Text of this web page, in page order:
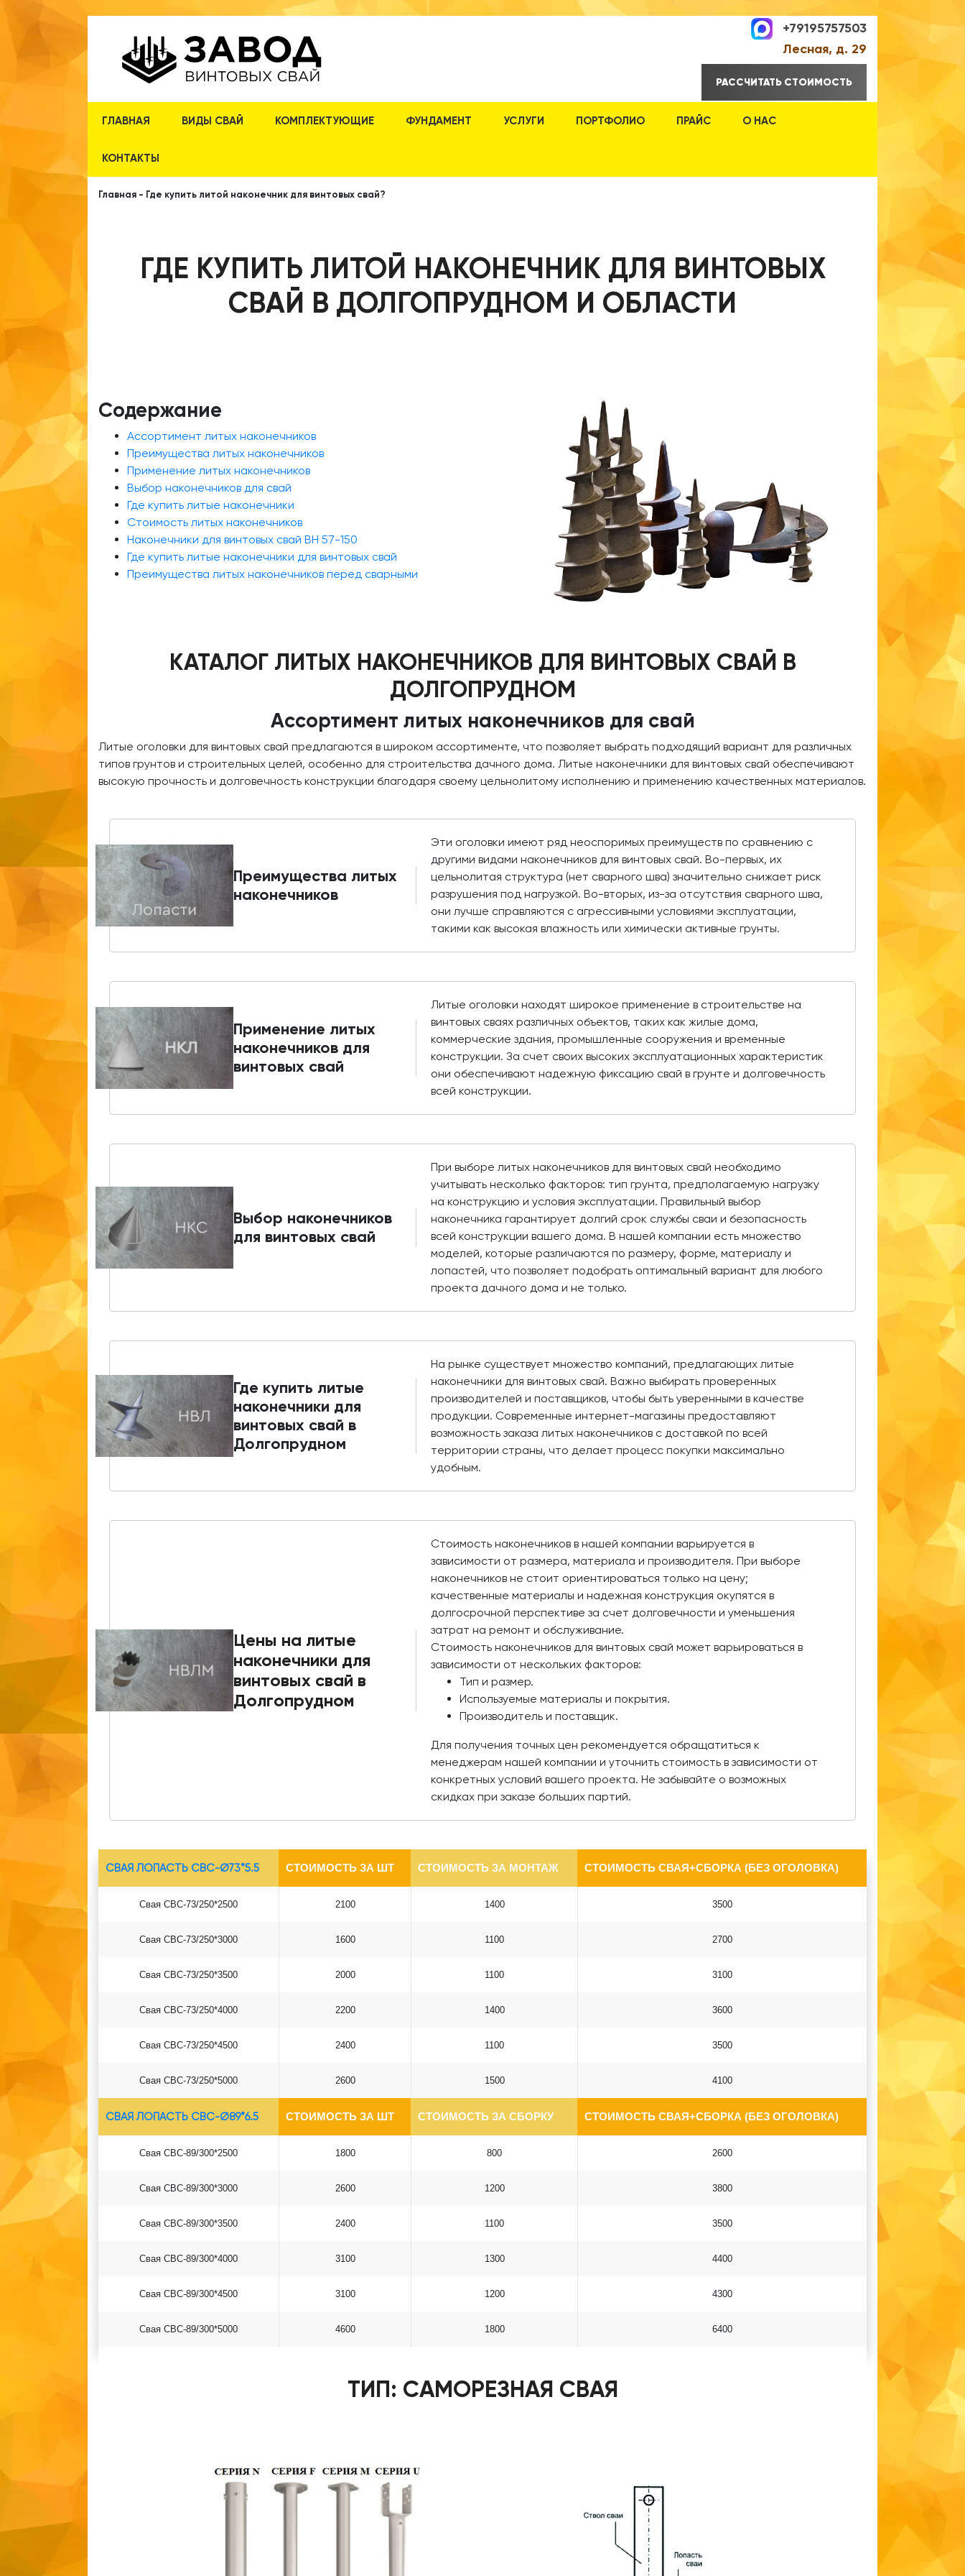
+79195757503
Лесная, д. 29
РАССЧИТАТЬ СТОИМОСТЬ
ГЛАВНАЯ ВИДЫ СВАЙ КОМПЛЕКТУЮЩИЕ ФУНДАМЕНТ УСЛУГИ ПОРТФОЛИО ПРАЙС О НАС
КОНТАКТЫ
Главная - Где купить литой наконечник для винтовых свай?
ГДЕ КУПИТЬ ЛИТОЙ НАКОНЕЧНИК ДЛЯ ВИНТОВЫХ
СВАЙ В ДОЛГОПРУДНОМ И ОБЛАСТИ
Содержание
Ассортимент литых наконечников
Преимущества литых наконечников
Применение литых наконечников
Выбор наконечников для свай
Где купить литые наконечники
Стоимость литых наконечников
Наконечники для винтовых свай ВН 57-150
Где купить литые наконечники для винтовых свай
Преимущества литых наконечников перед сварными
КАТАЛОГ ЛИТЫХ НАКОНЕЧНИКОВ ДЛЯ ВИНТОВЫХ СВАЙ В
ДОЛГОПРУДНОМ
Ассортимент литых наконечников для свай
Литые оголовки для винтовых свай предлагаются в широком ассортименте, что позволяет выбрать подходящий вариант для различных
типов грунтов и строительных целей, особенно для строительства дачного дома. Литые наконечники для винтовых свай обеспечивают
высокую прочность и долговечность конструкции благодаря своему цельнолитому исполнению и применению качественных материалов.
Преимущества литых
наконечников
Эти оголовки имеют ряд неоспоримых преимуществ по сравнению с
другими видами наконечников для винтовых свай. Во-первых, их
цельнолитая структура (нет сварного шва) значительно снижает риск
разрушения под нагрузкой. Во-вторых, из-за отсутствия сварного шва,
они лучше справляются с агрессивными условиями эксплуатации,
такими как высокая влажность или химически активные грунты.
Применение литых
наконечников для
винтовых свай
Литые оголовки находят широкое применение в строительстве на
винтовых сваях различных объектов, таких как жилые дома,
коммерческие здания, промышленные сооружения и временные
конструкции. За счет своих высоких эксплуатационных характеристик
они обеспечивают надежную фиксацию свай в грунте и долговечность
всей конструкции.
Выбор наконечников
для винтовых свай
При выборе литых наконечников для винтовых свай необходимо
учитывать несколько факторов: тип грунта, предполагаемую нагрузку
на конструкцию и условия эксплуатации. Правильный выбор
наконечника гарантирует долгий срок службы сваи и безопасность
всей конструкции вашего дома. В нашей компании есть множество
моделей, которые различаются по размеру, форме, материалу и
лопастей, что позволяет подобрать оптимальный вариант для любого
проекта дачного дома и не только.
Где купить литые
наконечники для
винтовых свай в
Долгопрудном
На рынке существует множество компаний, предлагающих литые
наконечники для винтовых свай. Важно выбирать проверенных
производителей и поставщиков, чтобы быть уверенными в качестве
продукции. Современные интернет-магазины предоставляют
возможность заказа литых наконечников с доставкой по всей
территории страны, что делает процесс покупки максимально
удобным.
Цены на литые
наконечники для
винтовых свай в
Долгопрудном
Стоимость наконечников в нашей компании варьируется в
зависимости от размера, материала и производителя. При выборе
наконечников не стоит ориентироваться только на цену;
качественные материалы и надежная конструкция окупятся в
долгосрочной перспективе за счет долговечности и уменьшения
затрат на ремонт и обслуживание.
Стоимость наконечников для винтовых свай может варьироваться в
зависимости от нескольких факторов:
Тип и размер.
Используемые материалы и покрытия.
Производитель и поставщик.
Для получения точных цен рекомендуется обращатиться к
менеджерам нашей компании и уточнить стоимость в зависимости от
конкретных условий вашего проекта. Не забывайте о возможных
скидках при заказе больших партий.
СВАЯ ЛОПАСТЬ СВС-Ø73*5.5 СТОИМОСТЬ ЗА ШТ СТОИМОСТЬ ЗА МОНТАЖ СТОИМОСТЬ СВАЯ+СБОРКА (БЕЗ ОГОЛОВКА)
Свая СВС-73/250*2500 2100 1400 3500
Свая СВС-73/250*3000 1600 1100 2700
Свая СВС-73/250*3500 2000 1100 3100
Свая СВС-73/250*4000 2200 1400 3600
Свая СВС-73/250*4500 2400 1100 3500
Свая СВС-73/250*5000 2600 1500 4100
СВАЯ ЛОПАСТЬ СВС-Ø89*6.5 СТОИМОСТЬ ЗА ШТ СТОИМОСТЬ ЗА СБОРКУ СТОИМОСТЬ СВАЯ+СБОРКА (БЕЗ ОГОЛОВКА)
Свая СВС-89/300*2500 1800 800 2600
Свая СВС-89/300*3000 2600 1200 3800
Свая СВС-89/300*3500 2400 1100 3500
Свая СВС-89/300*4000 3100 1300 4400
Свая СВС-89/300*4500 3100 1200 4300
Свая СВС-89/300*5000 4600 1800 6400
ТИП: САМОРЕЗНАЯ СВАЯ